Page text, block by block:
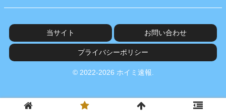
当サイト お問い合わせ
プライバシーポリシー
© 2022-2026 ホイミ速報.